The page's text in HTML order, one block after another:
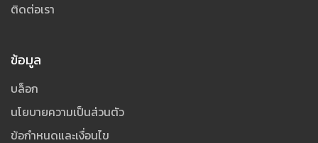
ติดต่อเรา
ข้อมูล
บล็อก
นโยบายความเป็นส่วนตัว
ข้อกำหนดและเงื่อนไข